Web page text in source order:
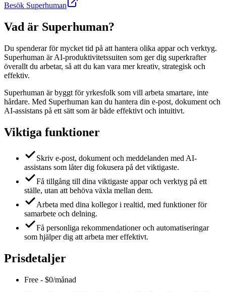
Besök Superhuman
Vad är Superhuman?
Du spenderar för mycket tid på att hantera olika appar och verktyg.
Superhuman är AI-produktivitetssuiten som ger dig superkrafter
överallt du arbetar, så att du kan vara mer kreativ, strategisk och
effektiv.
Superhuman är byggt för yrkesfolk som vill arbeta smartare, inte
hårdare. Med Superhuman kan du hantera din e-post, dokument och
AI-assistans på ett sätt som är både effektivt och intuitivt.
Viktiga funktioner
Skriv e-post, dokument och meddelanden med AI-
assistans som låter dig fokusera på det viktigaste.
Få tillgång till dina viktigaste appar och verktyg på ett
ställe, utan att behöva växla mellan dem.
Arbeta med dina kollegor i realtid, med funktioner för
samarbete och delning.
Få personliga rekommendationer och automatiseringar
som hjälper dig att arbeta mer effektivt.
Prisdetaljer
Free - $0/månad